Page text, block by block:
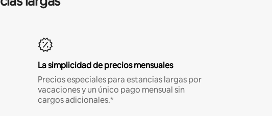
La simplicidad de precios mensuales
Precios especiales para estancias largas por
vacaciones y un único pago mensual sin
cargos adicionales.*